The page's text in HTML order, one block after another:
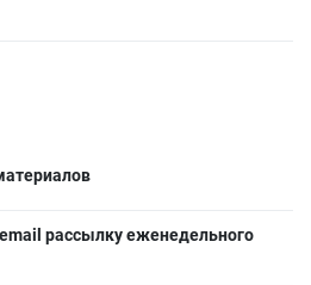
рассылку еженедельного